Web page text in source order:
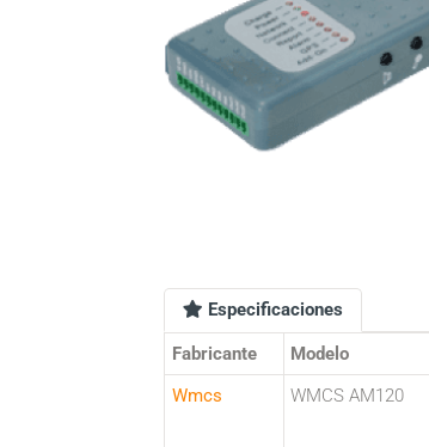
Especificaciones
Fabricante Modelo
Wmcs
WMCS AM120